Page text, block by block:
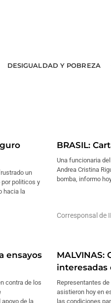
DESIGUALDAD Y POBREZA
un
politicos y
hacia la
BRASIL:
Una funcionaria
Andrea Cristina
bomba, informo
Corresponsal de
ensayos
contra de los
de la
MALVINAS:
interesadas
Representantes
asistieron hoy en
las condiciones